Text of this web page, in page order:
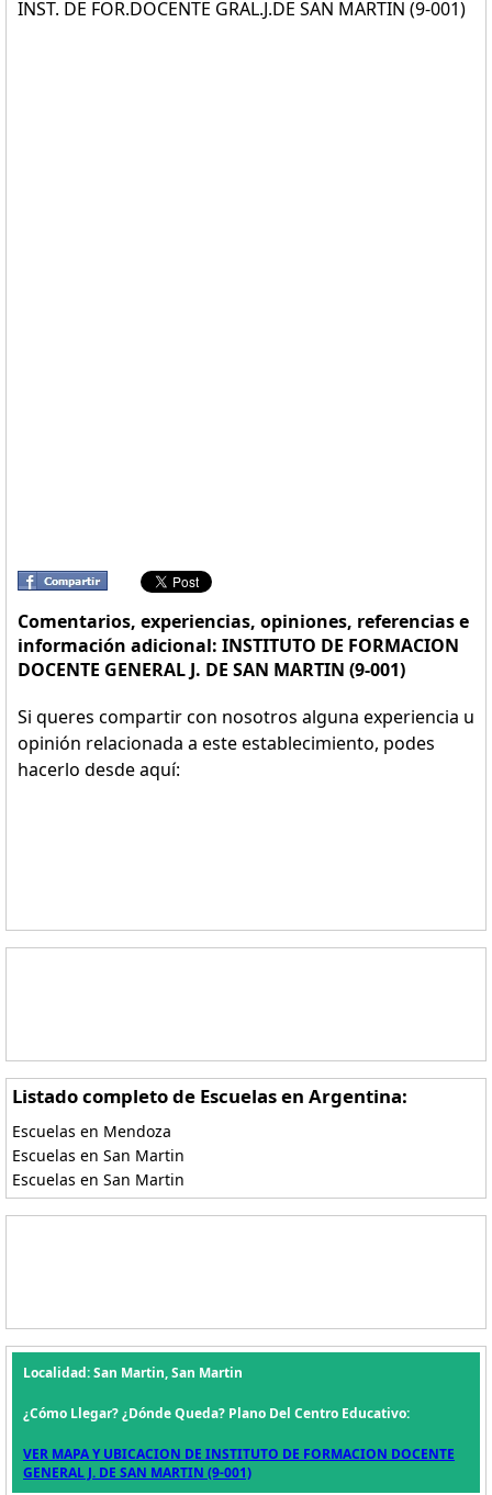
INST. DE FOR.DOCENTE GRAL.J.DE SAN MARTIN (9-001)
Comentarios, experiencias, opiniones, referencias e
información adicional: INSTITUTO DE FORMACION
DOCENTE GENERAL J. DE SAN MARTIN (9-001)
Si queres compartir con nosotros alguna experiencia u
opinión relacionada a este establecimiento, podes
hacerlo desde aquí:
Listado completo de Escuelas en Argentina:
Escuelas en Mendoza
Escuelas en San Martin
Escuelas en San Martin
Localidad: San Martin, San Martin
¿Cómo Llegar? ¿Dónde Queda? Plano Del Centro Educativo:
VER MAPA Y UBICACION DE INSTITUTO DE FORMACION DOCENTE
GENERAL J. DE SAN MARTIN (9-001)